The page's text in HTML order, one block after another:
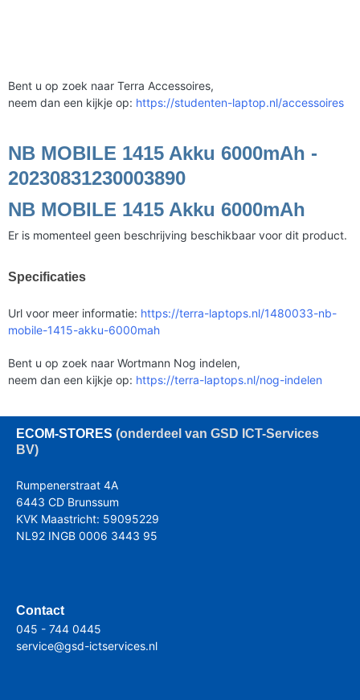
Bent u op zoek naar Terra Accessoires,
neem dan een kijkje op: https://studenten-laptop.nl/accessoires
NB MOBILE 1415 Akku 6000mAh -
20230831230003890
NB MOBILE 1415 Akku 6000mAh
Er is momenteel geen beschrijving beschikbaar voor dit product.
Specificaties
Url voor meer informatie: https://terra-laptops.nl/1480033-nb-
mobile-1415-akku-6000mah
Bent u op zoek naar Wortmann Nog indelen,
neem dan een kijkje op: https://terra-laptops.nl/nog-indelen
ECOM-STORES (onderdeel van GSD ICT-Services
BV)
Rumpenerstraat 4A
6443 CD Brunssum
KVK Maastricht: 59095229
NL92 INGB 0006 3443 95
Contact
045 - 744 0445
service@gsd-ictservices.nl